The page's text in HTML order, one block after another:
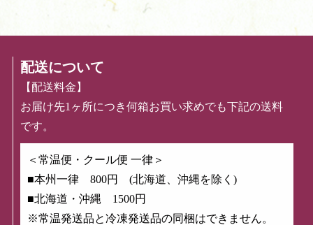
配送について
【配送料金】
お届け先1ヶ所につき何箱お買い求めでも下記の送料
です。
＜常温便・クール便 一律＞
■本州一律 800円 (北海道、沖縄を除く)
■北海道・沖縄 1500円
※常温発送品と冷凍発送品の同梱はできません。